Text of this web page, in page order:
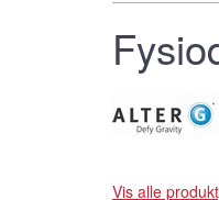
Vis alle